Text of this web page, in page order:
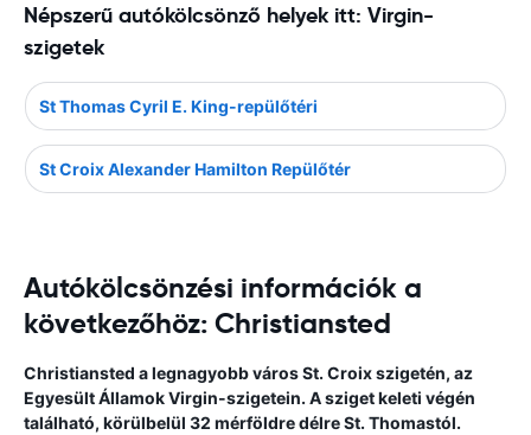
Népszerű autókölcsönző helyek itt: Virgin-
szigetek
St Thomas Cyril E. King-repülőtéri
St Croix Alexander Hamilton Repülőtér
Autókölcsönzési információk a
következőhöz: Christiansted
Christiansted a legnagyobb város St. Croix szigetén, az
Egyesült Államok Virgin-szigetein. A sziget keleti végén
található, körülbelül 32 mérföldre délre St. Thomastól.